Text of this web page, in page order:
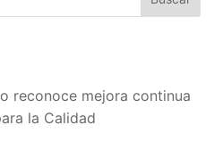
reconoce mejora continua
la Calidad